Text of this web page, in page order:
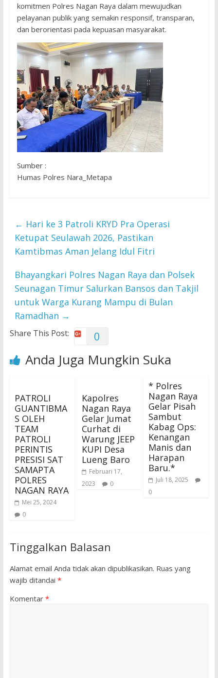
komitmen Polres Nagan Raya dalam mewujudkan
pelayanan publik yang semakin responsif, transparan,
dan berorientasi pada kepuasan masyarakat.
Sumber :
Humas Polres Nara_Metapa
← Hari ke 3 Patroli KRYD Pra Operasi
Ketupat Seulawah 2026, Pastikan
Kamtibmas Aman Jelang Idul Fitri
Bhayangkari Polres Nagan Raya dan Polsek
Seunagan Timur Salurkan Bansos dan Takjil
untuk Warga Kurang Mampu di Bulan
Ramadhan →
Share This Post: 0
Anda Juga Mungkin Suka
PATROLI
GUANTIBMA
S OLEH
TEAM
PATROLI
PERINTIS
PRESISI SAT
SAMAPTA
POLRES
NAGAN RAYA
Mei 25, 2024
0
Kapolres
Nagan Raya
Gelar Jumat
Curhat di
Warung JEEP
KUPI Desa
Lueng Baro
Februari 17,
2023
0
* Polres
Nagan Raya
Gelar Pisah
Sambut
Kabag Ops:
Kenangan
Manis dan
Harapan
Baru.*
Juli 18, 2025
0
Tinggalkan Balasan
Alamat email Anda tidak akan dipublikasikan. Ruas yang
wajib ditandai *
Komentar *